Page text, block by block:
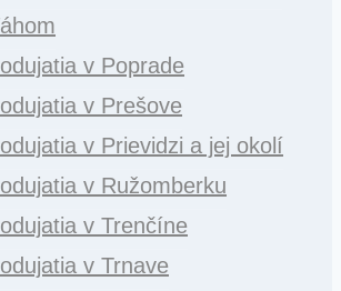
v Poprade
v Prešove
v Prievidzi a jej okolí
v Ružomberku
v Trenčíne
v Trnave